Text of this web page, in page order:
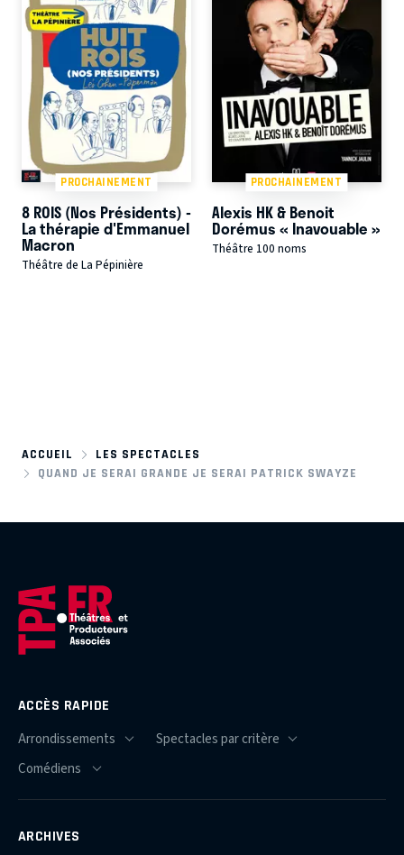
PROCHAINEMENT
8 ROIS (Nos Présidents) -
La thérapie d'Emmanuel
Macron
Théâtre de La Pépinière
PROCHAINEMENT
Alexis HK & Benoit
Dorémus « Inavouable »
Théâtre 100 noms
ACCUEIL
LES SPECTACLES
QUAND JE SERAI GRANDE JE SERAI PATRICK SWAYZE
ACCÈS RAPIDE
ARCHIVES